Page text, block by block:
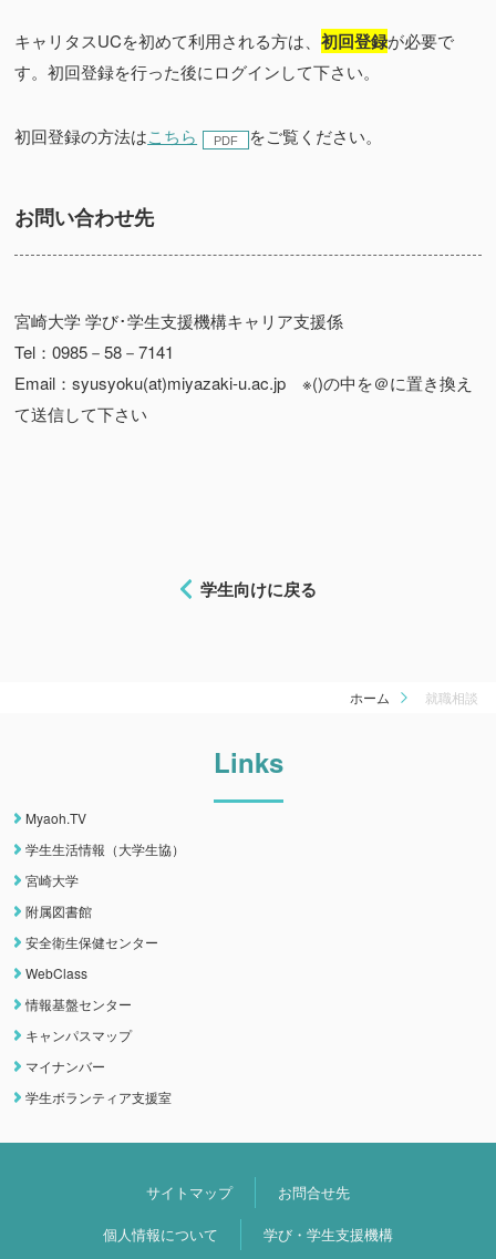
キャリタスUCを初めて利用される方は、初回登録が必要で
す。初回登録を行った後にログインして下さい。
初回登録の方法はこちら をご覧ください。
お問い合わせ先
宮崎大学 学び･学生支援機構キャリア支援係
Tel：0985－58－7141
Email：syusyoku(at)miyazaki-u.ac.jp ※()の中を＠に置き換え
て送信して下さい
学生向けに戻る
ホーム 就職相談
Links
Myaoh.TV
学生生活情報（大学生協）
宮崎大学
附属図書館
安全衛生保健センター
WebClass
情報基盤センター
キャンパスマップ
マイナンバー
学生ボランティア支援室
サイトマップ
お問合せ先
個人情報について
学び・学生支援機構